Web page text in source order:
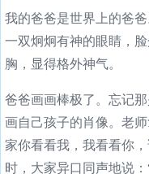
我的爸爸是世界上的爸
一双炯炯有神的眼睛，
胸，显得格外神气。
爸爸画画棒极了。忘记
画自己孩子的肖像。老
家你看看我，我看看你
时，大家异口同声地说